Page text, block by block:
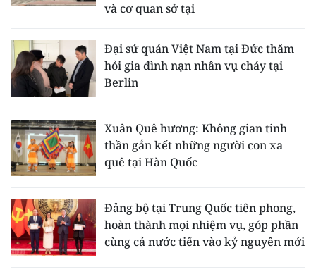
E-Magazine
Video
Media Kinh tế
Media Văn hóa
Media Xã hội
Media Pháp luật
và cơ quan sở tại
Đại sứ quán Việt Nam tại Đức thăm
hỏi gia đình nạn nhân vụ cháy tại
Berlin
Xuân Quê hương: Không gian tinh
thần gắn kết những người con xa
quê tại Hàn Quốc
Đảng bộ tại Trung Quốc tiên phong,
hoàn thành mọi nhiệm vụ, góp phần
cùng cả nước tiến vào kỷ nguyên mới